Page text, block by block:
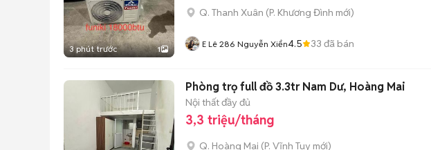
3 phút trước 1
Q. Thanh Xuân (P. Khương Đình mới)
E Lê 286 Nguyễn Xiển4.5 33 đã bán
Phòng trọ full đồ 3.3tr Nam Dư, Hoàng Mai
Nội thất đầy đủ
3,3 triệu/tháng
Q. Hoàng Mai (P. Vĩnh Tuy mới)